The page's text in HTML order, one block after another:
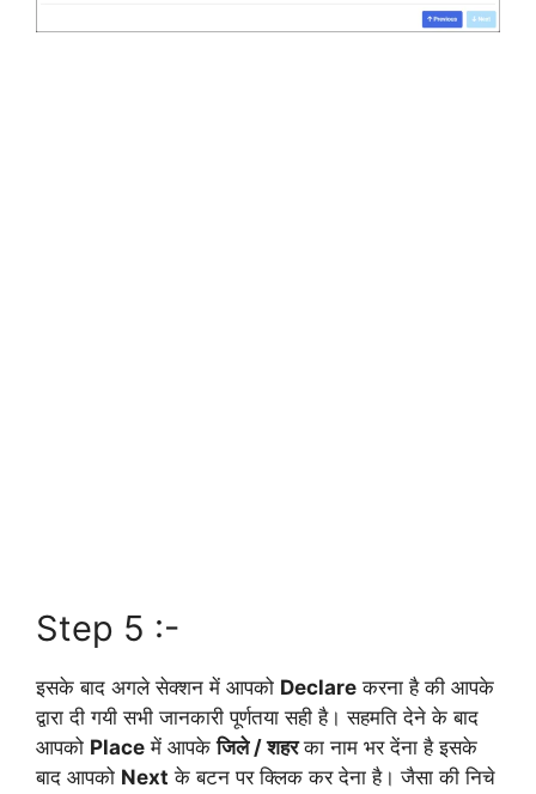
Step 5 :-
इसके बाद अगले सेक्शन में आपको Declare करना है की आपके
द्वारा दी गयी सभी जानकारी पूर्णतया सही है। सहमति देने के बाद
आपको Place में आपकेजिले / शहरका नाम भर देंना है इसके
बाद आपको Next के बटन पर क्लिक कर देना है। जैसा की निचे